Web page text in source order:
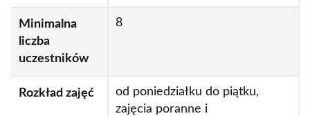
Minimalna
liczba
uczestników
8
Rozkład zajęć
od poniedziałku do piątku,
zajęcia poranne i